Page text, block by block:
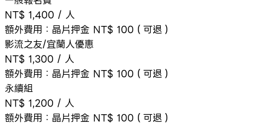
NT$ 1,400 / 人
額外費用： 晶片押金 NT$ 100（可退）
影流之友/宜蘭人優惠
NT$ 1,300 / 人
額外費用： 晶片押金 NT$ 100（可退）
永續組
NT$ 1,200 / 人
額外費用： 晶片押金 NT$ 100（可退）